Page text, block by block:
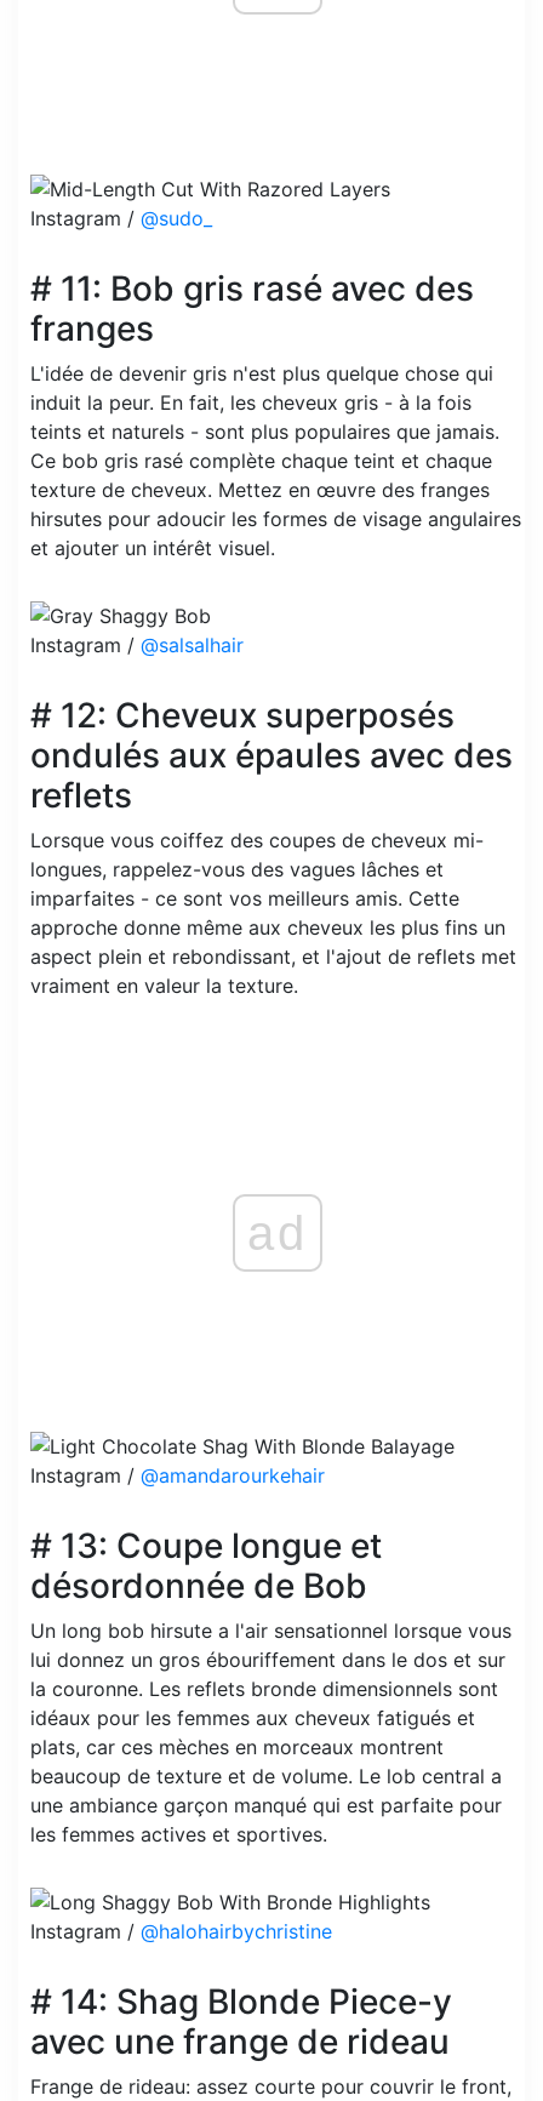
Instagram / @sudo_
# 11: Bob gris rasé avec des
franges
L'idée de devenir gris n'est plus quelque chose qui
induit la peur. En fait, les cheveux gris - à la fois
teints et naturels - sont plus populaires que jamais.
Ce bob gris rasé complète chaque teint et chaque
texture de cheveux. Mettez en œuvre des franges
hirsutes pour adoucir les formes de visage angulaires
et ajouter un intérêt visuel.
Instagram / @salsalhair
# 12: Cheveux superposés
ondulés aux épaules avec des
reflets
Lorsque vous coiffez des coupes de cheveux mi-
longues, rappelez-vous des vagues lâches et
imparfaites - ce sont vos meilleurs amis. Cette
approche donne même aux cheveux les plus fins un
aspect plein et rebondissant, et l'ajout de reflets met
vraiment en valeur la texture.
ad
Instagram / @amandarourkehair
# 13: Coupe longue et
désordonnée de Bob
Un long bob hirsute a l'air sensationnel lorsque vous
lui donnez un gros ébouriffement dans le dos et sur
la couronne. Les reflets bronde dimensionnels sont
idéaux pour les femmes aux cheveux fatigués et
plats, car ces mèches en morceaux montrent
beaucoup de texture et de volume. Le lob central a
une ambiance garçon manqué qui est parfaite pour
les femmes actives et sportives.
Instagram / @halohairbychristine
# 14: Shag Blonde Piece-y
avec une frange de rideau
Frange de rideau: assez courte pour couvrir le front,